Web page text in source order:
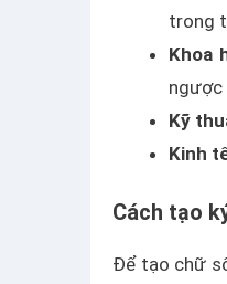
trong
Khoa
ngược
Kỹ
Kinh
Cách tạo
Để tạo chữ